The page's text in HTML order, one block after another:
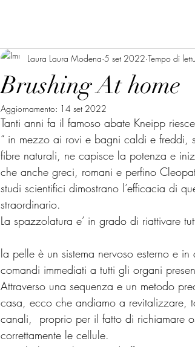
Brushing At home
Laura Laura Modena 5 set 2022 Tempo di
Aggiornamento: 14 set 2022
Tanti anni fa il famoso abate Kneipp
“ in mezzo ai rovi e bagni caldi e freddi,
fibre naturali, ne capisce la potenza e
che anche greci, romani e perfino
studi scientifici dimostrano l’efficacia di
straordinario.
La spazzolatura e’ in grado di riattivare
la pelle è un sistema nervoso esterno e
comandi immediati a tutti gli organi
Attraverso una sequenza e un metodo
casa, ecco che andiamo a revitalizzare,
canali,  proprio per il fatto di richiamare
correttamente le cellule.